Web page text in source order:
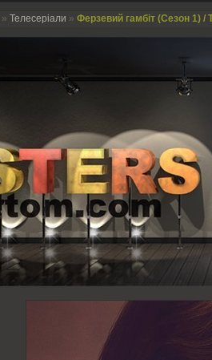
» Телесеріали » Ферзевий гамбіт (Сезон 1) /